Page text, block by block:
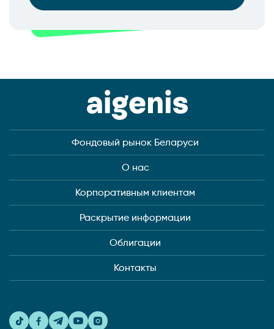
Фондовый рынок Беларуси
О нас
Корпоративным клиентам
Раскрытие информации
Облигации
Контакты